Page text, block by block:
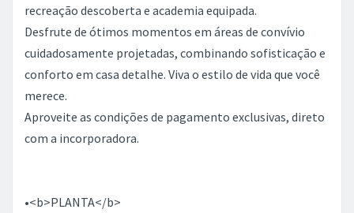
cuidadosamente projetadas, combinando sofisticação e
conforto em casa detalhe. Viva o estilo de vida que você
merece.
Aproveite as condições de pagamento exclusivas, direto
com a incorporadora.
•<b>VALORES</b>